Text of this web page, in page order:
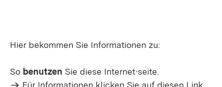
Hier bekommen Sie Informationen zu:
So benutzen Sie diese Internet∙seite.
Für Informationen klicken Sie auf diesen Link.